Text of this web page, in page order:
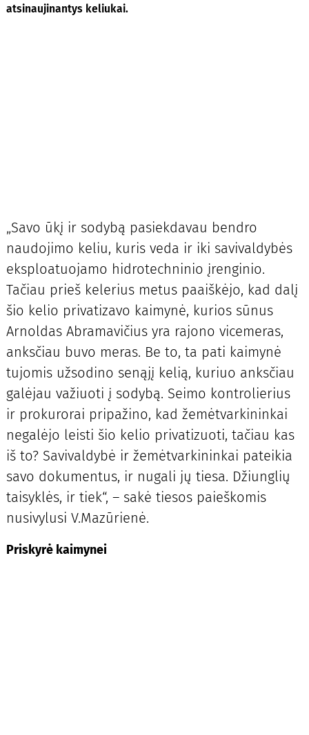
atsinaujinantys keliukai.
„Savo ūkį ir sodybą pasiekdavau bendro
naudojimo keliu, kuris veda ir iki savivaldybės
eksploatuojamo hidrotechninio įrenginio.
Tačiau prieš kelerius metus paaiškėjo, kad dalį
šio kelio privatizavo kaimynė, kurios sūnus
Arnoldas Abramavičius yra rajono vicemeras,
anksčiau buvo meras. Be to, ta pati kaimynė
tujomis užsodino senąjį kelią, kuriuo anksčiau
galėjau važiuoti į sodybą. Seimo kontrolierius
ir prokurorai pripažino, kad žemėtvarkininkai
negalėjo leisti šio kelio privatizuoti, tačiau kas
iš to? Savivaldybė ir žemėtvarkininkai pateikia
savo dokumentus, ir nugali jų tiesa. Džiunglių
taisyklės, ir tiek“, – sakė tiesos paieškomis
nusivylusi V.Mazūrienė.
Priskyrė kaimynei